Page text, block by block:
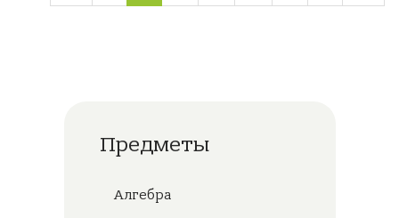
Предметы
Алгебра